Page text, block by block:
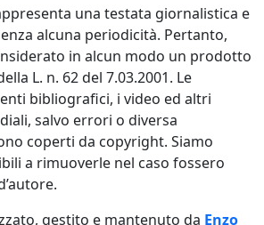
una testata giornalistica e
alcuna periodicità. Pertanto,
in alcun modo un prodotto
L. n. 62 del 7.03.2001. Le
bibliografici, i video ed altri
salvo errori o diversa
coperti da copyright. Siamo
a rimuoverle nel caso fossero
gestito e mantenuto da Enzo